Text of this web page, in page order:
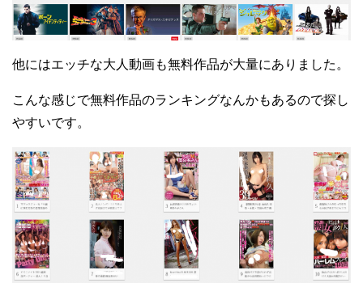
他にはエッチな大人動画も無料作品が大量にありました。
こんな感じで無料作品のランキングなんかもあるので探し
やすいです。